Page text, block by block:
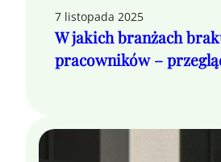
7 listopada 2025
W jakich branżach
pracowników –